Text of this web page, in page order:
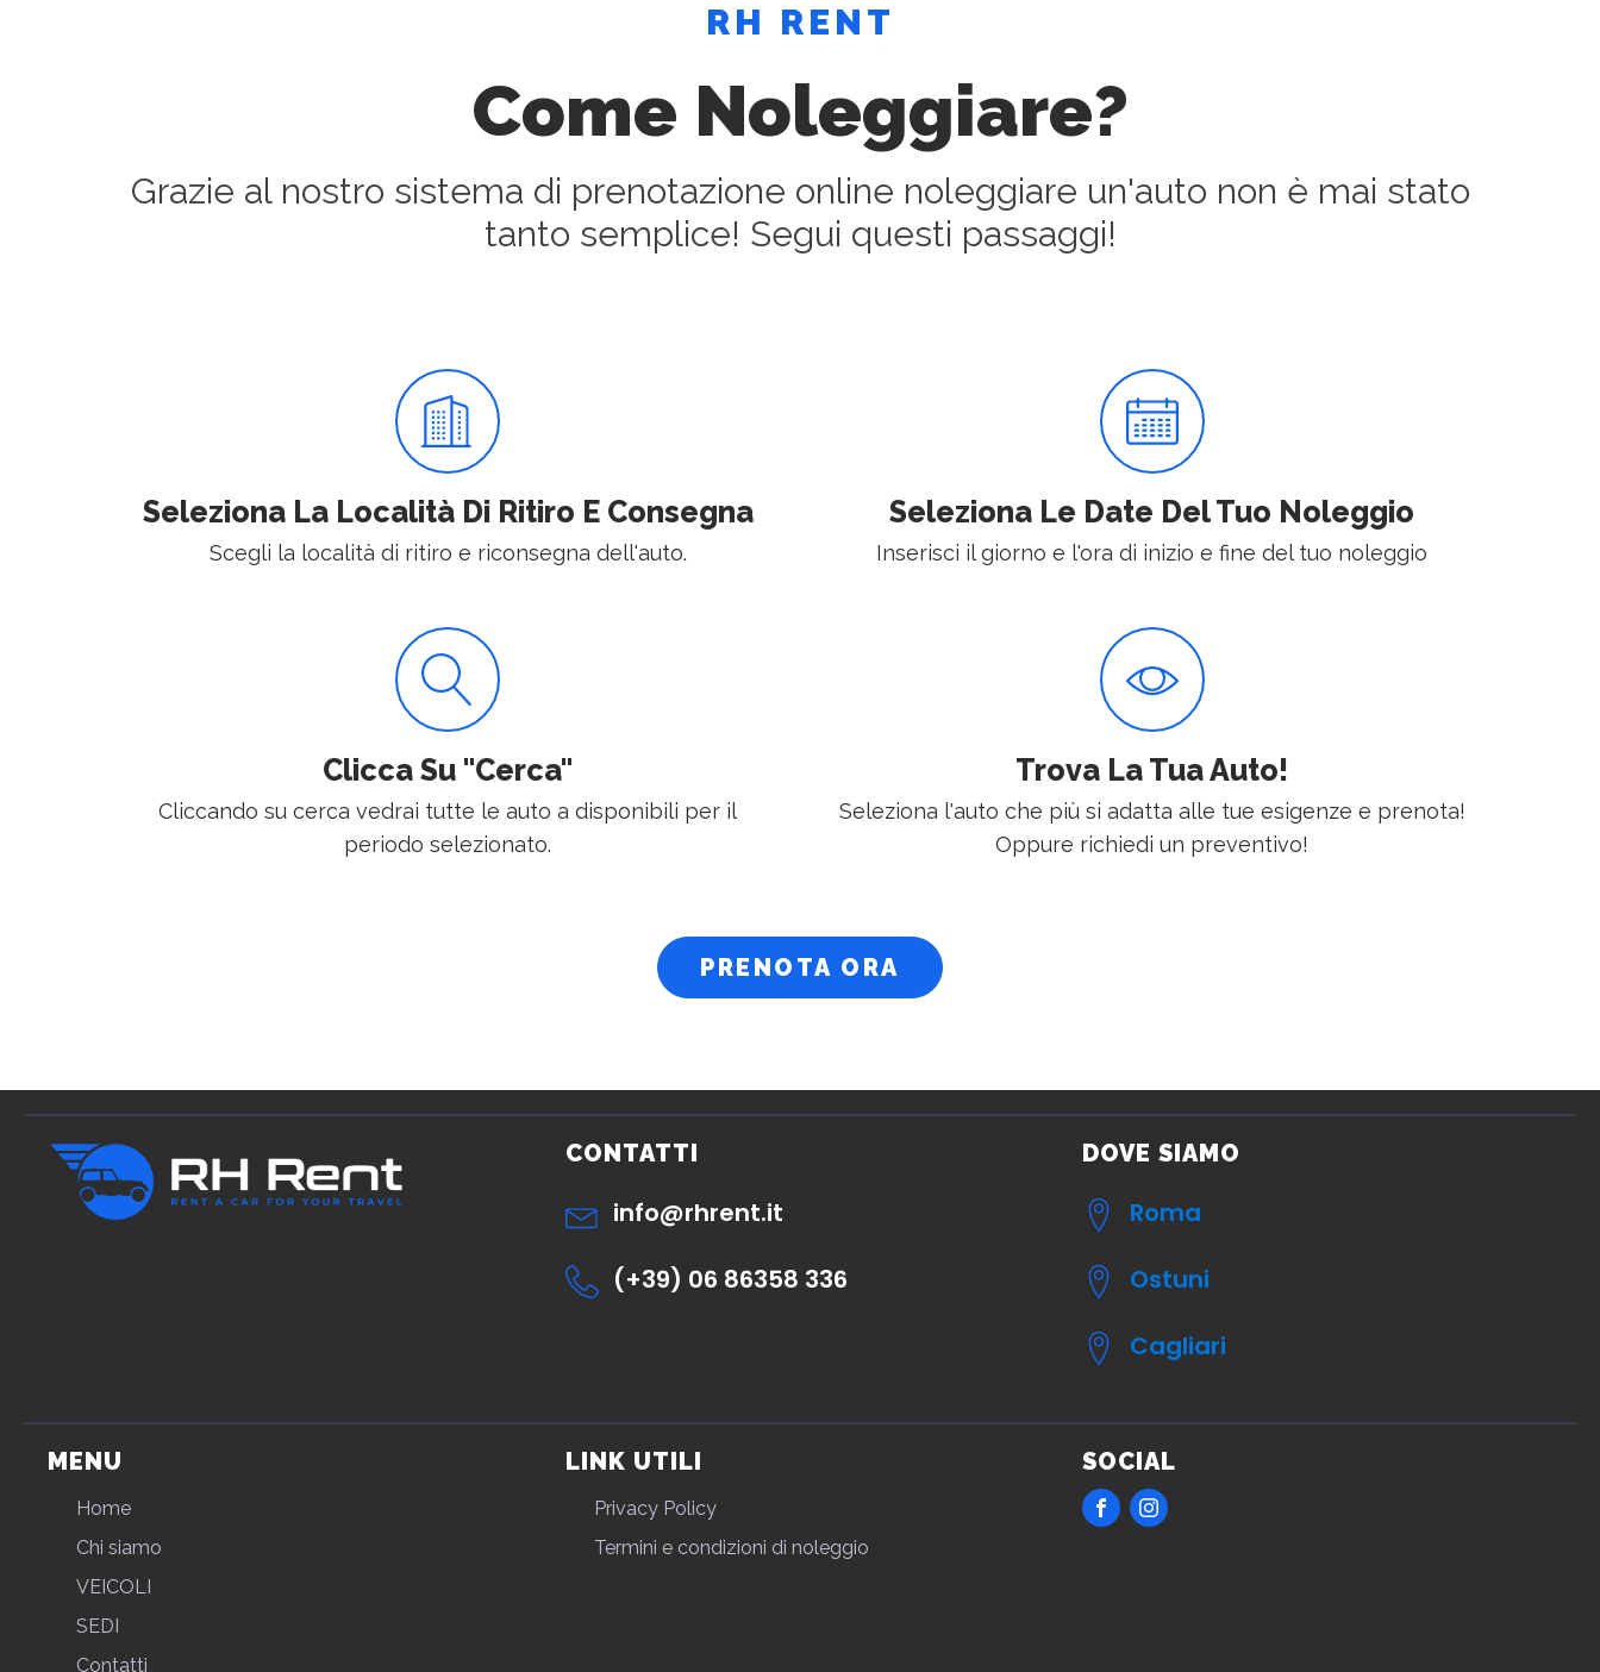
RH RENT
Come Noleggiare?
Grazie al nostro sistema di prenotazione online noleggiare un'auto non è mai stato
tanto semplice! Segui questi passaggi!
Seleziona La Località Di Ritiro E Consegna
Scegli la località di ritiro e riconsegna dell'auto.
Seleziona Le Date Del Tuo Noleggio
Inserisci il giorno e l'ora di inizio e fine del tuo noleggio
Clicca Su "Cerca"
Cliccando su cerca vedrai tutte le auto a disponibili per il
periodo selezionato.
Trova La Tua Auto!
Seleziona l'auto che più si adatta alle tue esigenze e prenota!
Oppure richiedi un preventivo!
PRENOTA ORA
CONTATTI
info@rhrent.it
(+39) 06 86358 336
DOVE SIAMO
Roma
Ostuni
Cagliari
MENU
Home
Chi siamo
VEICOLI
SEDI
Contatti
LINK UTILI
Privacy Policy
Termini e condizioni di noleggio
SOCIAL